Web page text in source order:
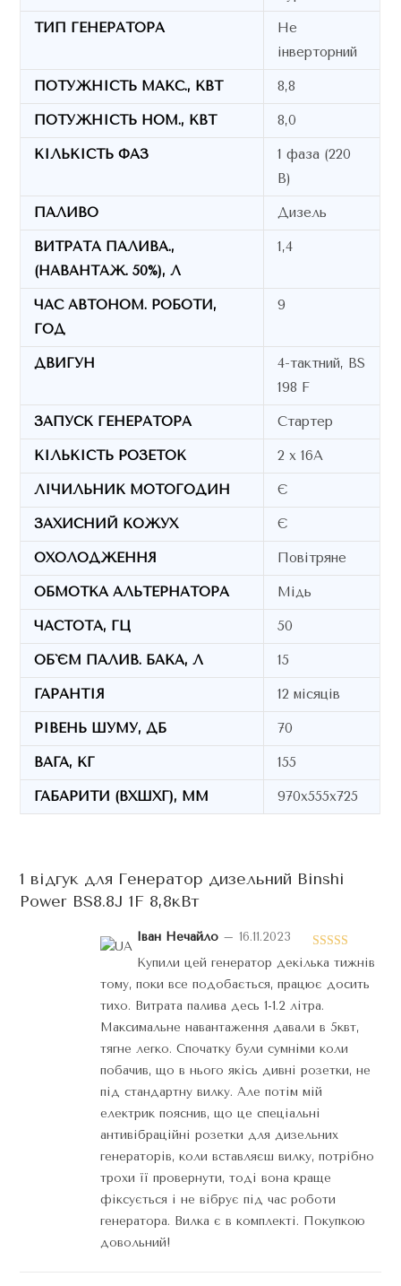
ТИП ГЕНЕРАТОРА
Не
інверторний
ПОТУЖНІСТЬ МАКС., КВТ 8,8
ПОТУЖНІСТЬ НОМ., КВТ 8,0
КІЛЬКІСТЬ ФАЗ
1 фаза (220
В)
ПАЛИВО Дизель
ВИТРАТА ПАЛИВА.,
(НАВАНТАЖ. 50%), Л
1,4
ЧАС АВТОНОМ. РОБОТИ,
ГОД
9
ДВИГУН
4-тактний, BS
198 F
ЗАПУСК ГЕНЕРАТОРА Стартер
КІЛЬКІСТЬ РОЗЕТОК 2 х 16A
ЛІЧИЛЬНИК МОТОГОДИН Є
ЗАХИСНИЙ КОЖУХ Є
ОХОЛОДЖЕННЯ Повітряне
ОБМОТКА АЛЬТЕРНАТОРА Мідь
ЧАСТОТА, ГЦ 50
ОБ`ЄМ ПАЛИВ. БАКА, Л 15
ГАРАНТІЯ 12 місяців
РІВЕНЬ ШУМУ, ДБ 70
ВАГА, КГ 155
ГАБАРИТИ (ВХШХГ), ММ 970х555х725
1 відгук для Генератор дизельний Binshi
Power BS8.8J 1F 8,8кВт
Оцінено в
Іван Нечайло – 16.11.2023
Купили цей генератор декілька тижнів
тому, поки все подобається, працює досить
тихо. Витрата палива десь 1-1.2 літра.
Максимальне навантаження давали в 5квт,
тягне легко. Спочатку були сумніми коли
побачив, що в нього якісь дивні розетки, не
під стандартну вилку. Але потім мій
електрик пояснив, що це спеціальні
антивібраційні розетки для дизельних
генераторів, коли вставляєш вилку, потрібно
трохи її провернути, тоді вона краще
фіксується і не вібрує під час роботи
генератора. Вилка є в комплекті. Покупкою
довольний!